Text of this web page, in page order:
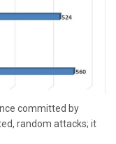
committed by
random attacks; it